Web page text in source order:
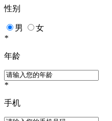
性别
男
女
*
年龄
*
手机